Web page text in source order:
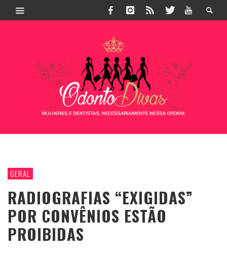
GERAL
RADIOGRAFIAS “EXIGIDAS”
POR CONVÊNIOS ESTÃO
PROIBIDAS